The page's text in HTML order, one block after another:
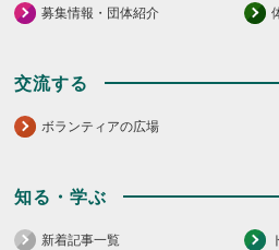
募集情報・団体紹介
交流する
ボランティアの広場
知る・学ぶ
新着記事一覧